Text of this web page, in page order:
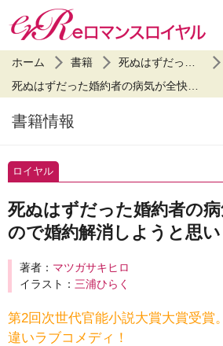
ホーム 書籍
書籍情報
ロイヤル
死ぬはずだった婚約者の
ので婚約解消しようと思
著者： マツガサキヒロ
イラスト： 三浦ひらく
第2回次世代官能小説大賞大賞受賞
違いラブコメディ！